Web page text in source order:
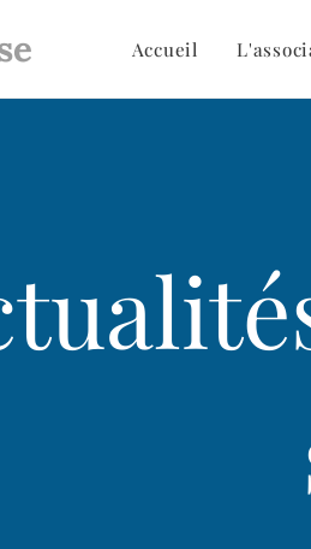
Accueil